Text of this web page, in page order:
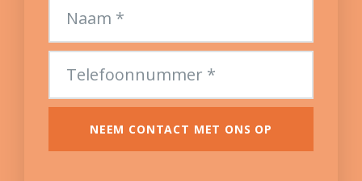
NEEM CONTACT MET ONS OP